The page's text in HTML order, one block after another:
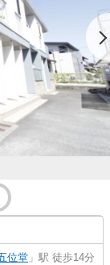
位堂 」駅 徒歩14分